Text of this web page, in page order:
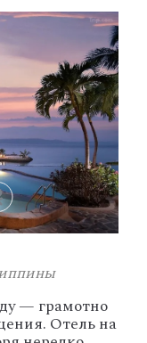
— грамотно
Отельна